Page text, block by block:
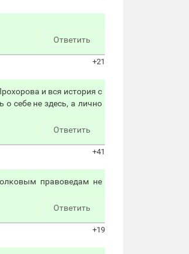
Ответить
+21
и вся история с
себе не здесь, а лично
Ответить
+41
правоведам не
Ответить
+19